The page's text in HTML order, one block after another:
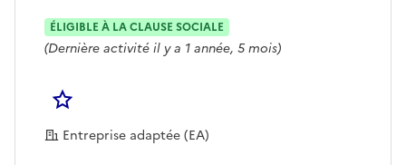
ÉLIGIBLE À LA CLAUSE SOCIALE
(Dernière activité il y a 1 année, 5 mois)
Entreprise adaptée (EA)